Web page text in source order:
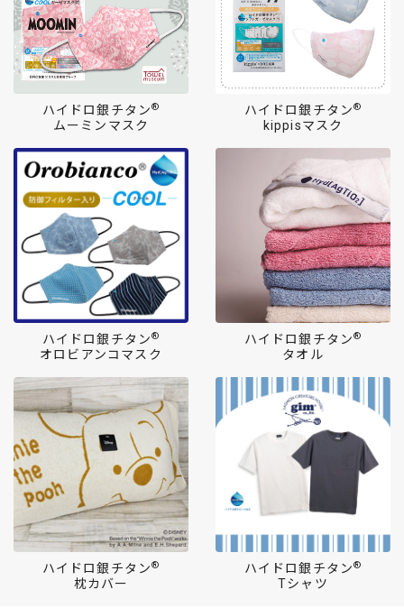
ハイドロ銀チタン®
ムーミンマスク
ハイドロ銀チタン®
kippisマスク
ハイドロ銀チタン®
オロビアンコマスク
ハイドロ銀チタン®
タオル
ハイドロ銀チタン®
枕カバー
ハイドロ銀チタン®
Tシャツ